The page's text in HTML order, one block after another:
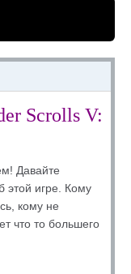
Scrolls V:
Давайте
этой игре. Кому
кому не
что то большего